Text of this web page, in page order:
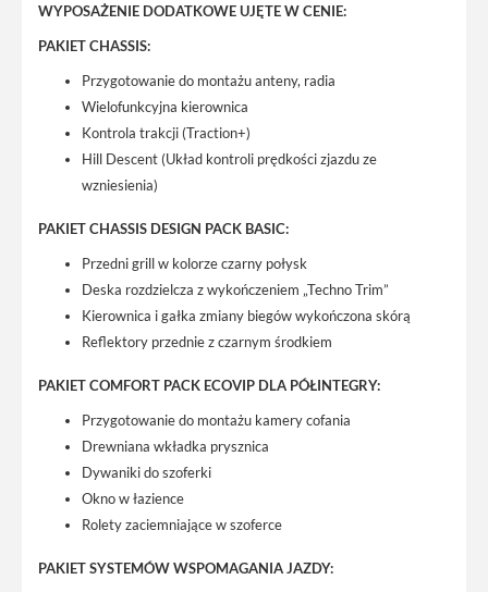
WYPOSAŻENIE DODATKOWE UJĘTE W CENIE:
PAKIET CHASSIS:
Przygotowanie do montażu anteny, radia
Wielofunkcyjna kierownica
Kontrola trakcji (Traction+)
Hill Descent (Układ kontroli prędkości zjazdu ze
wzniesienia)
PAKIET CHASSIS DESIGN PACK BASIC:
Przedni grill w kolorze czarny połysk
Deska rozdzielcza z wykończeniem „Techno Trim”
Kierownica i gałka zmiany biegów wykończona skórą
Reflektory przednie z czarnym środkiem
PAKIET COMFORT PACK ECOVIP DLA PÓŁINTEGRY:
Przygotowanie do montażu kamery cofania
Drewniana wkładka prysznica
Dywaniki do szoferki
Okno w łazience
Rolety zaciemniające w szoferce
PAKIET SYSTEMÓW WSPOMAGANIA JAZDY: